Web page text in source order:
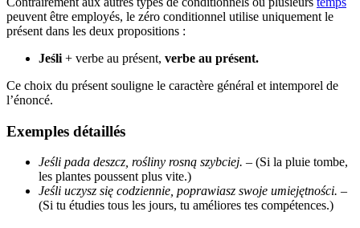
peuvent être employés, le zéro conditionnel utilise uniquement le
présent dans les deux propositions :
Jeśli + verbe au présent, verbe au présent.
Ce choix du présent souligne le caractère général et intemporel de
l’énoncé.
Exemples détaillés
Jeśli pada deszcz, rośliny rosną szybciej. – (Si la pluie tombe,
les plantes poussent plus vite.)
Jeśli uczysz się codziennie, poprawiasz swoje umiejętności. –
(Si tu étudies tous les jours, tu améliores tes compétences.)